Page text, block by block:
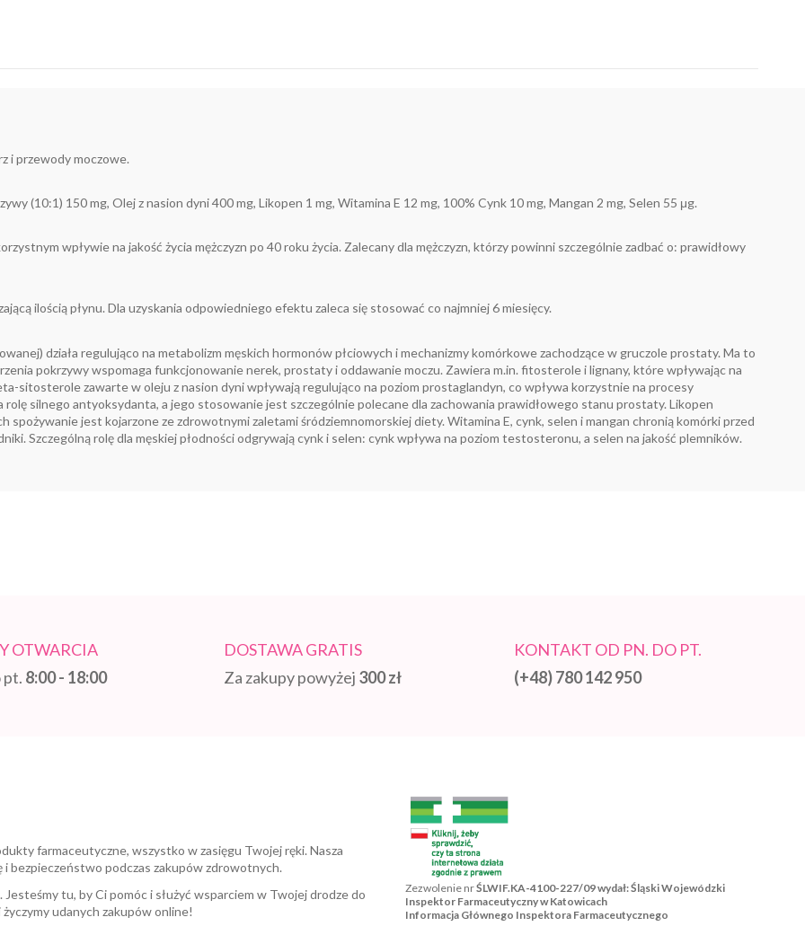
i przewody moczowe.
(10:1) 150 mg, Olej z nasion dyni 400 mg, Likopen 1 mg, Witamina E 12 mg, 100% Cynk 10 mg, Mangan 2 mg, Selen 55 μg.
wpływie na jakość życia mężczyzn po 40 roku życia. Zalecany dla mężczyzn, którzy powinni szczególnie zadbać o: prawidłowy
ilością płynu. Dla uzyskania odpowiedniego efektu zaleca się stosować co najmniej 6 miesięcy.
działa regulująco na metabolizm męskich hormonów płciowych i mechanizmy komórkowe zachodzące w gruczole prostaty. Ma to
pokrzywy wspomaga funkcjonowanie nerek, prostaty i oddawanie moczu. Zawiera m.in. fitosterole i lignany, które wpływając na
sitosterole zawarte w oleju z nasion dyni wpływają regulująco na poziom prostaglandyn, co wpływa korzystnie na procesy
silnego antyoksydanta, a jego stosowanie jest szczególnie polecane dla zachowania prawidłowego stanu prostaty. Likopen
spożywanie jest kojarzone ze zdrowotnymi zaletami śródziemnomorskiej diety. Witamina E, cynk, selen i mangan chronią komórki przed
Szczególną rolę dla męskiej płodności odgrywają cynk i selen: cynk wpływa na poziom testosteronu, a selen na jakość plemników.
OTWARCIA
pt. 8:00 - 18:00
DOSTAWA GRATIS
Za zakupy powyżej 300 zł
KONTAKT OD PN. DO PT.
(+48) 780 142 950
farmaceutyczne, wszystko w zasięgu Twojej ręki. Nasza
bezpieczeństwo podczas zakupów zdrowotnych.
tu, by Ci pomóc i służyć wsparciem w Twojej drodze do
udanych zakupów online!
Zezwolenie nrŚLWIF.KA-4100-227/09 wydał: Śląski Wojewódzki
Inspektor Farmaceutyczny w Katowicach
Informacja Głównego Inspektora Farmaceutycznego